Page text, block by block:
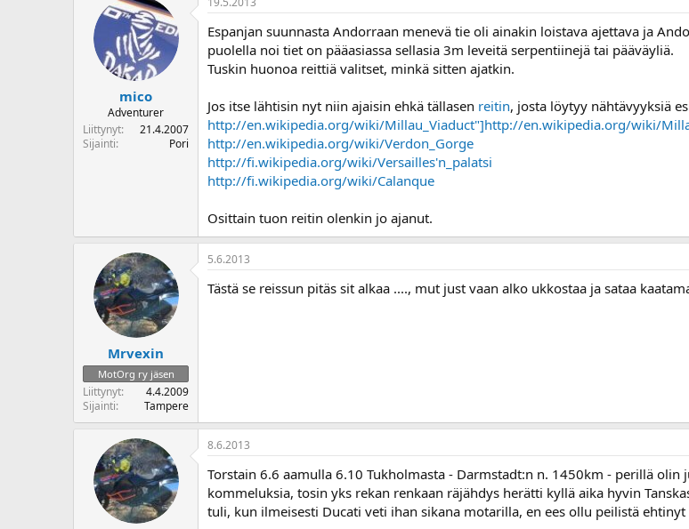
mico
Adventurer
Liittynyt
21.4.2007
Sijainti
Pori
Espanjan suunnasta Andorraan menevä tie oli ainakin loistava ajettava ja
puolella noi tiet on pääasiassa sellasia 3m leveitä serpentiinejä tai pääväyliä.
Tuskin huonoa reittiä valitset, minkä sitten ajatkin.
Jos itse lähtisin nyt niin ajaisin ehkä tällasen reitin, josta löytyy nähtävyyksiä
http://en.wikipedia.org/wiki/Millau_Viaduct"]http://en.wikipedia.org/wiki/
http://en.wikipedia.org/wiki/Verdon_Gorge
http://fi.wikipedia.org/wiki/Versailles'n_palatsi
http://fi.wikipedia.org/wiki/Calanque
Osittain tuon reitin olenkin jo ajanut.
Mrvexin
MotOrg ry jäsen
Liittynyt
4.4.2009
Sijainti
Tampere
5.6.2013
Tästä se reissun pitäs sit alkaa ...., mut just vaan alko ukkostaa ja sataa
8.6.2013
Torstain 6.6 aamulla 6.10 Tukholmasta - Darmstadt:n n. 1450km - perillä
kommeluksia, tosin yks rekan renkaan räjähdys herätti kyllä aika hyvin
tuli, kun ilmeisesti Ducati veti ihan sikana motarilla, en ees ollu peilistä